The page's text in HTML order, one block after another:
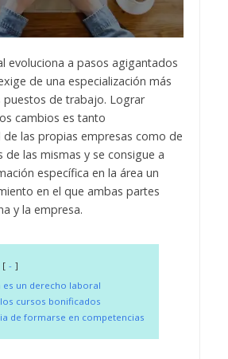
evoluciona a pasos agigantados
de una especialización más
de trabajo. Lograr
cambios es tanto
las propias empresas como de
las mismas y se consigue a
específica en la área un
en el que ambas partes
y la empresa.
-
un derecho laboral
cursos bonificados
de formarse en competencias